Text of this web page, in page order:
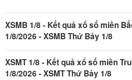
XSMB 1/8 - Kết quả xổ số miền
1/8/2026 - XSMB Thứ Bảy 1/8
XSMT 1/8 - Kết quả xổ số miền
1/8/2026 - XSMT Thứ Bảy 1/8